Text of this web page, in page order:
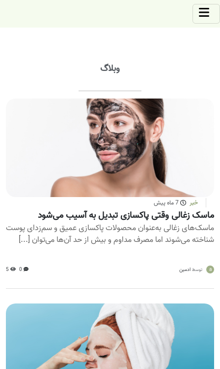
وبلاگ
خبر 7 ماه پیش
ماسک زغالی وقتی پاکسازی تبدیل به آسیب می‌شود
ماسک‌های زغالی به‌عنوان محصولات پاکسازی عمیق و سم‌زدای پوست
شناخته می‌شوند اما مصرف مداوم و بیش از حد آن‌ها می‌توان [...]
a توسط ادمین 0
5